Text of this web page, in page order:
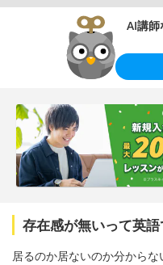
AI講師
存在感が無いって英
居るのか居ないのか分からな